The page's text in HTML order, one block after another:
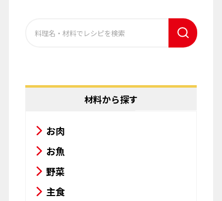
材料から探す
お肉
お魚
野菜
主食